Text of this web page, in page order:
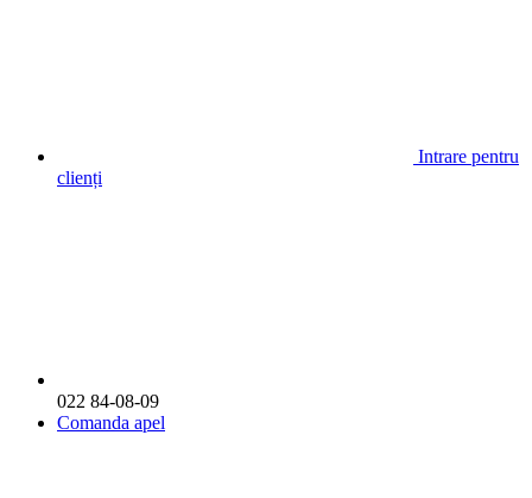
Intrare pentru
clienți
022 84-08-09
Comanda apel